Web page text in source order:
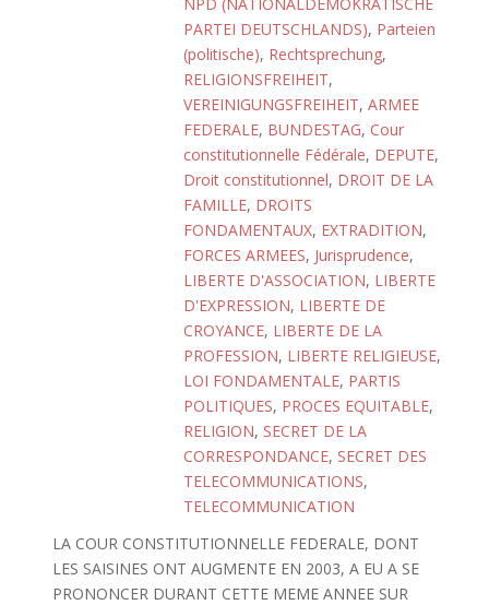
PARTEI DEUTSCHLANDS), Parteien
(politische), Rechtsprechung,
RELIGIONSFREIHEIT,
VEREINIGUNGSFREIHEIT, ARMEE
FEDERALE, BUNDESTAG, Cour
constitutionnelle Fédérale, DEPUTE,
Droit constitutionnel, DROIT DE LA
FAMILLE, DROITS
FONDAMENTAUX, EXTRADITION,
FORCES ARMEES, Jurisprudence,
LIBERTE D'ASSOCIATION, LIBERTE
D'EXPRESSION, LIBERTE DE
CROYANCE, LIBERTE DE LA
PROFESSION, LIBERTE RELIGIEUSE,
LOI FONDAMENTALE, PARTIS
POLITIQUES, PROCES EQUITABLE,
RELIGION, SECRET DE LA
CORRESPONDANCE, SECRET DES
TELECOMMUNICATIONS,
TELECOMMUNICATION
LA COUR CONSTITUTIONNELLE FEDERALE, DONT
LES SAISINES ONT AUGMENTE EN 2003, A EU A SE
PRONONCER DURANT CETTE MEME ANNEE SUR